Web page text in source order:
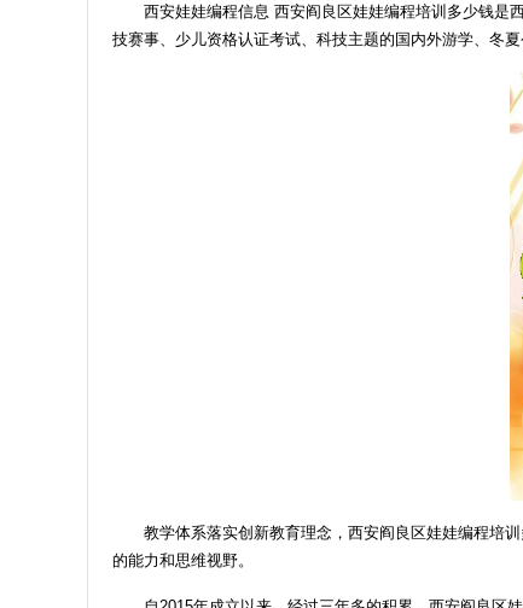
西安娃娃编程信息 西安阎良区娃娃编程培训多少钱是
技赛事、少儿资格认证考试、科技主题的国内外游学、冬
教学体系落实创新教育理念，西安阎良区娃娃编程培
的能力和思维视野。